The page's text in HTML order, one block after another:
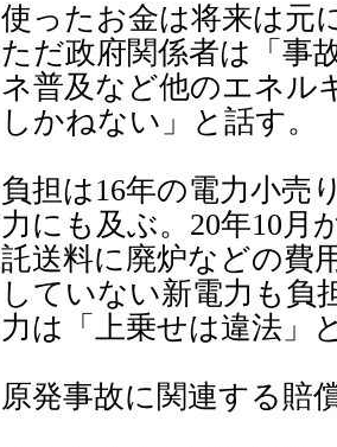
使ったお金は将来は元
ただ政府関係者は「事
ネ普及など他のエネル
しかねない」と話す。
負担は16年の電力小売
力にも及ぶ。20年10月
託送料に廃炉などの費
していない新電力も負
力は「上乗せは違法」
原発事故に関連する賠